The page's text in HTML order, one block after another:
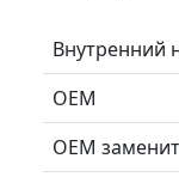
Внутренний
ОЕМ
ОЕМ